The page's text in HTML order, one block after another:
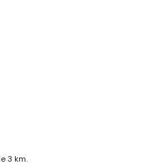
para tus vacaciones en
Costa Blanca
(San Bartolomé, Jávea), ruina
Histórico, Jávea),
Jávea), lugar histórico
10 kilómetros del alojamiento)
de 25 kilómetros del
3 km.